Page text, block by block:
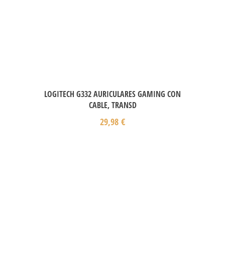
LOGITECH G332 AURICULARES GAMING CON
CABLE, TRANSD
29,98 €